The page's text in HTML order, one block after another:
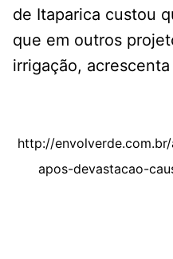
de Itaparica custou
que em outros
irrigação,
http://
apos-devastacao-